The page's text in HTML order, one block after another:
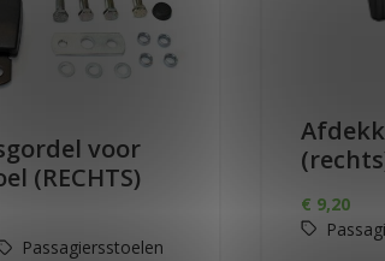
voor
(RECHTS)
Passagiersstoelen
€ 9,20